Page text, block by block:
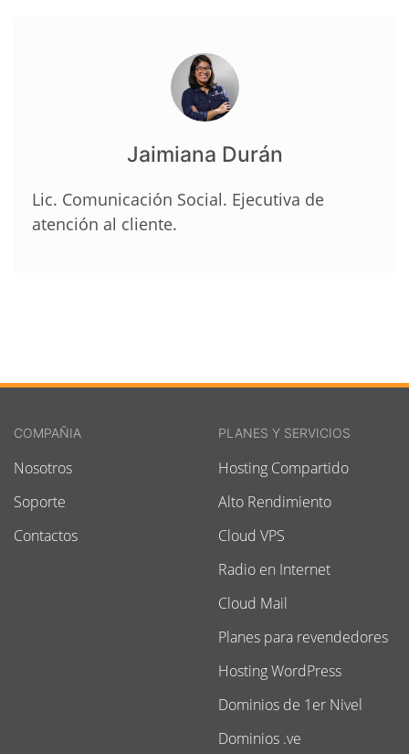
Jaimiana Durán
Lic. Comunicación Social. Ejecutiva de
atención al cliente.
COMPAÑIA
Nosotros
Soporte
Contactos
PLANES Y SERVICIOS
Hosting Compartido
Alto Rendimiento
Cloud VPS
Radio en Internet
Cloud Mail
Planes para revendedores
Hosting WordPress
Dominios de 1er Nivel
Dominios .ve